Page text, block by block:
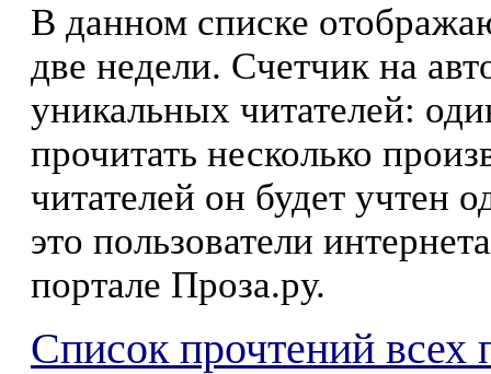
В данном списке
две недели. Счетчик на
уникальных читателей:
прочитать несколько
читателей он будет учтен
это пользователи
портале Проза.ру.
Список прочтений всех